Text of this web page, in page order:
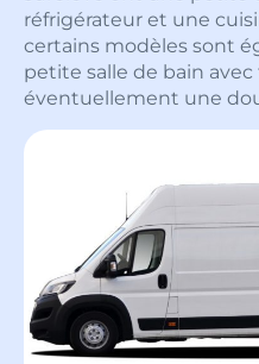
réfrigérateur et une
certains modèles sont
petite salle de bain
éventuellement une